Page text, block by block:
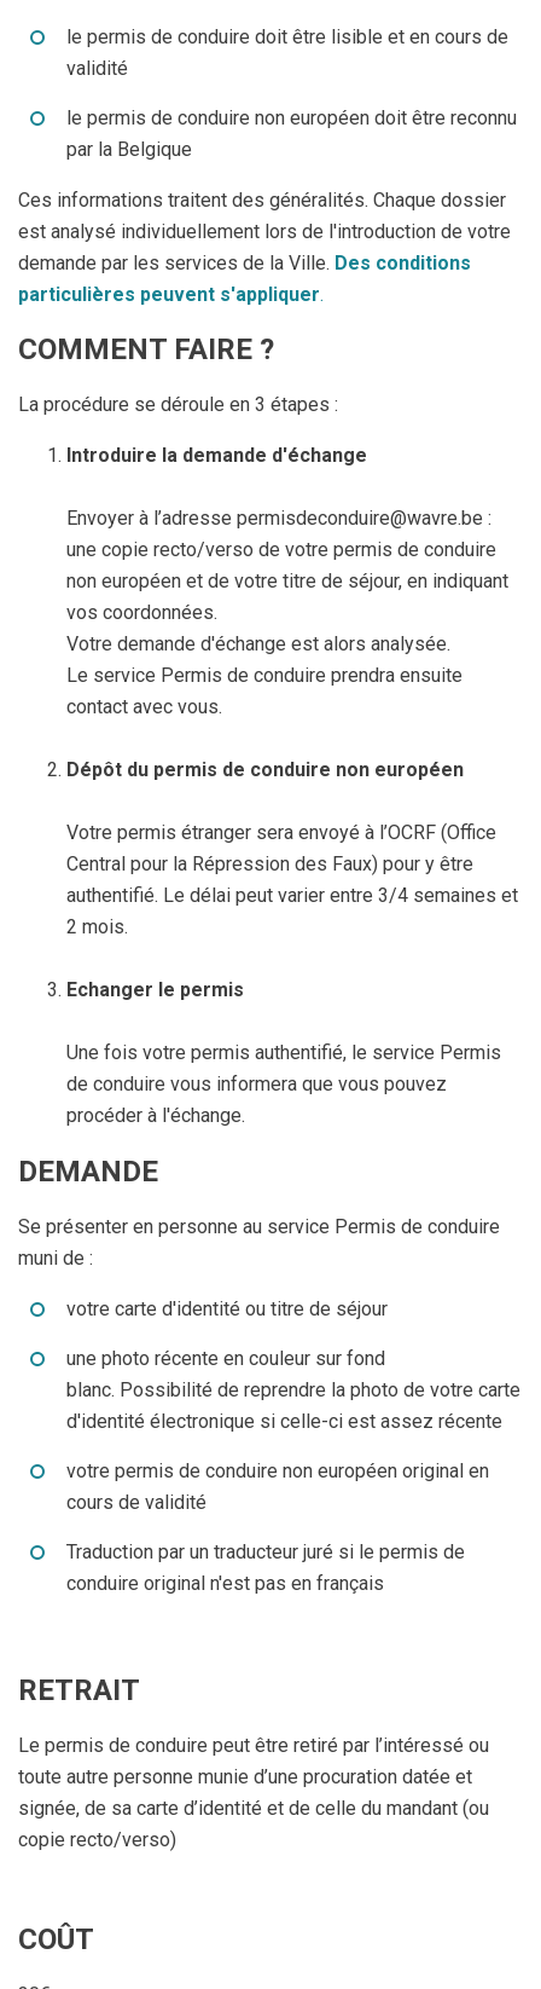
le permis de conduire doit être lisible et en cours de
validité
le permis de conduire non européen doit être reconnu
par la Belgique
Ces informations traitent des généralités. Chaque dossier
est analysé individuellement lors de l'introduction de votre
demande par les services de la Ville. Des conditions
particulières peuvent s'appliquer.
COMMENT FAIRE ?
La procédure se déroule en 3 étapes :
Introduire la demande d'échange
Envoyer à l’adresse permisdeconduire@wavre.be :
une copie recto/verso de votre permis de conduire
non européen et de votre titre de séjour, en indiquant
vos coordonnées.
Votre demande d'échange est alors analysée.
Le service Permis de conduire prendra ensuite
contact avec vous.
Dépôt du permis de conduire non européen
Votre permis étranger sera envoyé à l’OCRF (Office
Central pour la Répression des Faux) pour y être
authentifié. Le délai peut varier entre 3/4 semaines et
2 mois.
Echanger le permis
Une fois votre permis authentifié, le service Permis
de conduire vous informera que vous pouvez
procéder à l'échange.
DEMANDE
Se présenter en personne au service Permis de conduire
muni de :
votre carte d'identité ou titre de séjour
une photo récente en couleur sur fond
blanc. Possibilité de reprendre la photo de votre carte
d'identité électronique si celle-ci est assez récente
votre permis de conduire non européen original en
cours de validité
Traduction par un traducteur juré si le permis de
conduire original n'est pas en français
RETRAIT
Le permis de conduire peut être retiré par l’intéressé ou
toute autre personne munie d’une procuration datée et
signée, de sa carte d’identité et de celle du mandant (ou
copie recto/verso)
COÛT